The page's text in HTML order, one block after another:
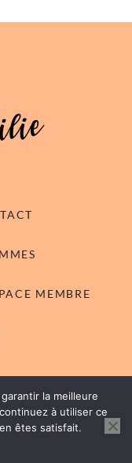
MEMBRE
réservés
Themes.
la meilleure
à utiliser ce
êtes satisfait.